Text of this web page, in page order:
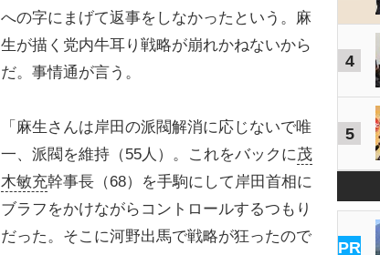
への字にまげて返事をしなかったという。麻
生が描く党内牛耳り戦略が崩れかねないから
だ。事情通が言う。
「麻生さんは岸田の派閥解消に応じないで唯
一、派閥を維持（55人）。これをバックに茂
木敏充幹事長（68）を手駒にして岸田首相に
ブラフをかけながらコントロールするつもり
だった。そこに河野出馬で戦略が狂ったので
4
5
PR